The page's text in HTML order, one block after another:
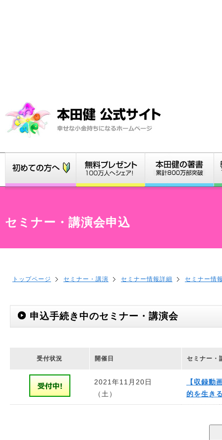
セミナー・講演会申込
トップページ セミナー・講演 セミナー情報詳細 セミナー情
申込手続き中のセミナー・講演会
受付状況 開催日 セミナー・
2021年11月20日
（土）
【収録動
的を生き